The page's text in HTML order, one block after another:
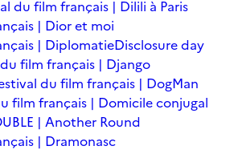
du film français | Dilili à Paris
| Dior et moi
| DiplomatieDisclosure day
film français | Django
du film français | DogMan
film français | Domicile conjugal
| Another Round
| Dramonasc